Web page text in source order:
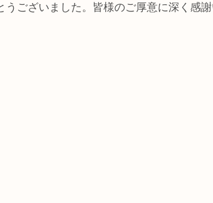
ございました。皆様のご厚意に深く感謝